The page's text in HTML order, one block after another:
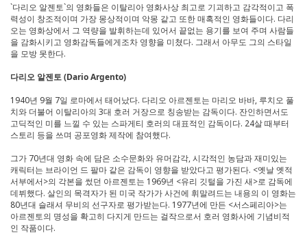
`다리오 알젠토`의 영화들은 이탈리아 영화사상 최고로 기괴하고 감각적이고 폭
력성이 창조적이며 가장 몽상적이며 악몽 같고 또한 매혹적인 영화들이다. 다리
오는 영화상에서 그 역량을 발휘하는데 있어서 끝없는 용기를 보여 주며 사람들
을 감화시키고 영화감독들에게조차 영향을 미쳤다. 그래서 아무도 그의 스타일
을 모방 못한다.
다리오 알젠토 (Dario Argento)
1940년 9월 7일 로마에서 태어났다. 다리오 아르젠토는 마리오 바바, 루치오 풀
치와 더불어 이탈리아의 3대 호러 거장으로 칭송받는 감독이다. 잔인하면서도
고딕적인 미를 느낄 수 있는 스파게티 호러의 대표적인 감독이다. 24살 때부터
스토리 등을 쓰며 공포영화 제작에 참여했다.
그가 70년대 영화 속에 담은 소수문화와 유머감각, 시각적인 농담과 재미있는
캐릭터는 브라이언 드 팔마 같은 감독이 영향을 받았다고 평가된다. <옛날 옛적
서부에서>의 각본을 썼던 아르젠토는 1969년 <유리 깃털을 가진 새>로 감독에
데뷔했다. 살인의 목격자가 된 미국 작가가 사건에 휘말려드는 내용의 이 영화는
80년대 슬래셔 무비의 선구자로 평가받는다. 1977년에 만든 <서스페리아>는
아르젠토의 명성을 확고히 다지게 만드는 걸작으로서 호러 영화사에 기념비적
인 작품이다.